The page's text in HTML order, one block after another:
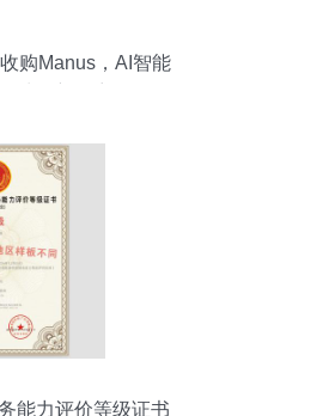
购Manus，AI智能
能力评价等级证书